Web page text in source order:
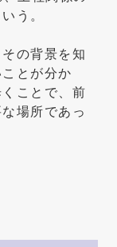
う。
の背景を知
とが分か
ことで、前
場所であっ